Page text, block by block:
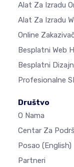
Alat Za Izradu
Alat Za Izradu
Online
Besplatni Web
Besplatni
Profesionalne
Društvo
O Nama
Centar Za
Posao (English)
Partneri